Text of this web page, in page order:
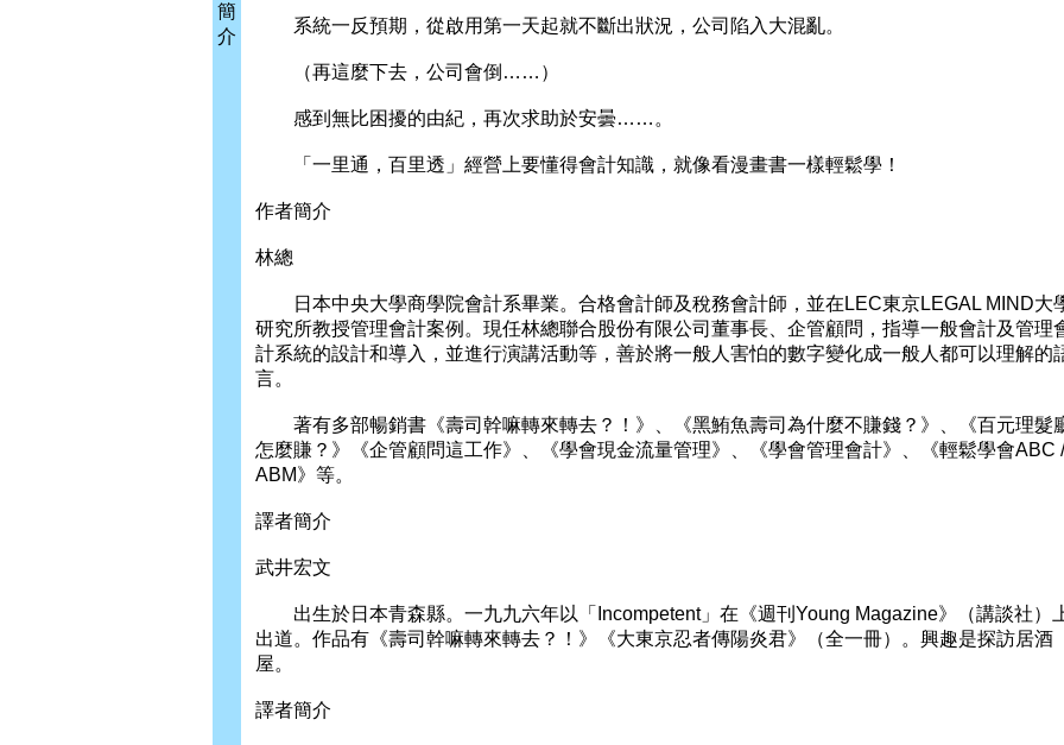
簡
介
系統一反預期，從啟用第一天起就不斷出狀況，公司陷入大混亂。
（再這麼下去，公司會倒……）
感到無比困擾的由紀，再次求助於安曇……。
「一里通，百里透」經營上要懂得會計知識，就像看漫畫書一樣輕鬆學！
作者簡介
林總
日本中央大學商學院會計系畢業。合格會計師及稅務會計師，並在LEC東京LEGAL MIND大
研究所教授管理會計案例。現任林總聯合股份有限公司董事長、企管顧問，指導一般會計及管理
計系統的設計和導入，並進行演講活動等，善於將一般人害怕的數字變化成一般人都可以理解的
言。
著有多部暢銷書《壽司幹嘛轉來轉去？！》、《黑鮪魚壽司為什麼不賺錢？》、《百元理髮
怎麼賺？》《企管顧問這工作》、《學會現金流量管理》、《學會管理會計》、《輕鬆學會ABC /
ABM》等。
譯者簡介
武井宏文
出生於日本青森縣。一九九六年以「Incompetent」在《週刊Young Magazine》（講談社）
出道。作品有《壽司幹嘛轉來轉去？！》《大東京忍者傳陽炎君》（全一冊）。興趣是探訪居酒
屋。
譯者簡介